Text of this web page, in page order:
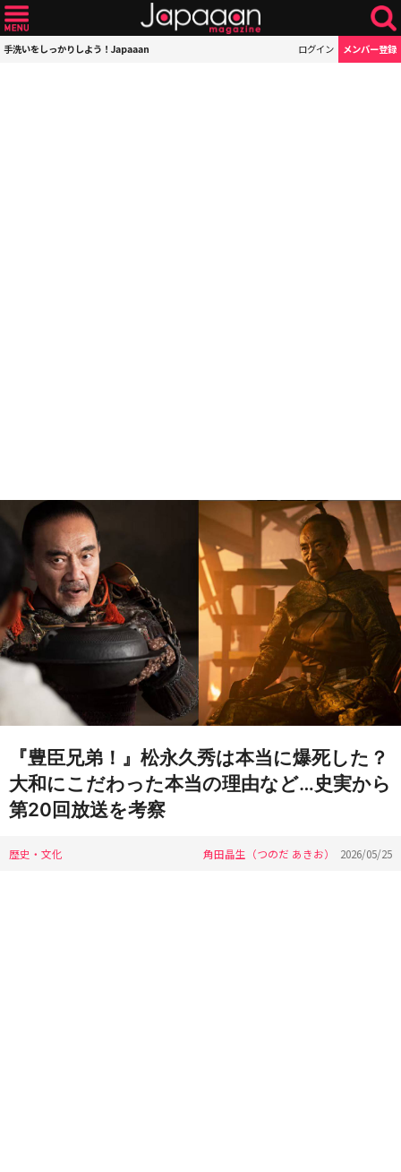
手洗いをしっかりしよう！Japaaan ログイン メンバー登録
『豊臣兄弟！』松永久秀は本当に爆死した？
大和にこだわった本当の理由など…史実から
第20回放送を考察
歴史・文化 角田晶生（つのだ あきお） 2026/05/25